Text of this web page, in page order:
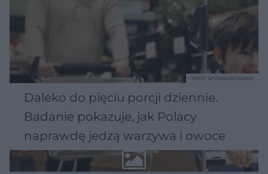
Daleko do pięciu porcji dziennie.
Badanie pokazuje, jak Polacy
naprawdę jedzą warzywa i owoce
TEKST SPONSOROWANY